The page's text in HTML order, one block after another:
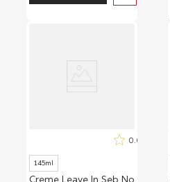
0.0
145ml
Creme Leave In Seb No